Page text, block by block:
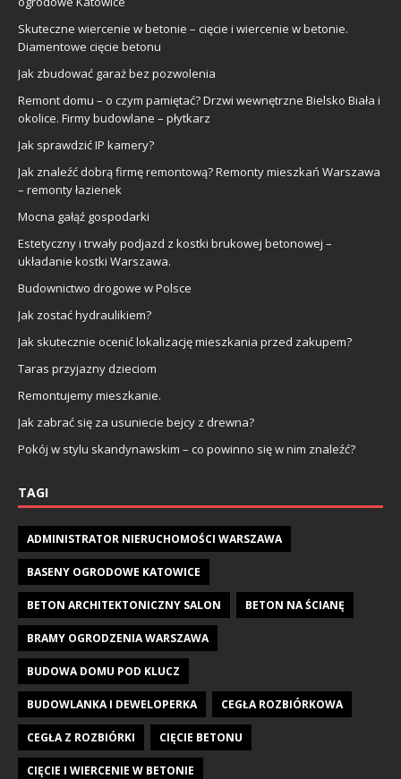
Skuteczne wiercenie w betonie – cięcie i wiercenie w betonie.
Diamentowe cięcie betonu
Jak zbudować garaż bez pozwolenia
Remont domu – o czym pamiętać? Drzwi wewnętrzne Bielsko Biała i
okolice. Firmy budowlane – płytkarz
Jak sprawdzić IP kamery?
Jak znaleźć dobrą firmę remontową? Remonty mieszkań Warszawa
– remonty łazienek
Mocna gałąź gospodarki
Estetyczny i trwały podjazd z kostki brukowej betonowej –
układanie kostki Warszawa.
Budownictwo drogowe w Polsce
Jak zostać hydraulikiem?
Jak skutecznie ocenić lokalizację mieszkania przed zakupem?
Taras przyjazny dzieciom
Remontujemy mieszkanie.
Jak zabrać się za usuniecie bejcy z drewna?
Pokój w stylu skandynawskim – co powinno się w nim znaleźć?
TAGI
ADMINISTRATOR NIERUCHOMOŚCI WARSZAWA
BASENY OGRODOWE KATOWICE
BETON ARCHITEKTONICZNY SALON BETON NA ŚCIANĘ
BRAMY OGRODZENIA WARSZAWA
BUDOWA DOMU POD KLUCZ
BUDOWLANKA I DEWELOPERKA CEGŁA ROZBIÓRKOWA
CEGŁA Z ROZBIÓRKI CIĘCIE BETONU
CIĘCIE I WIERCENIE W BETONIE